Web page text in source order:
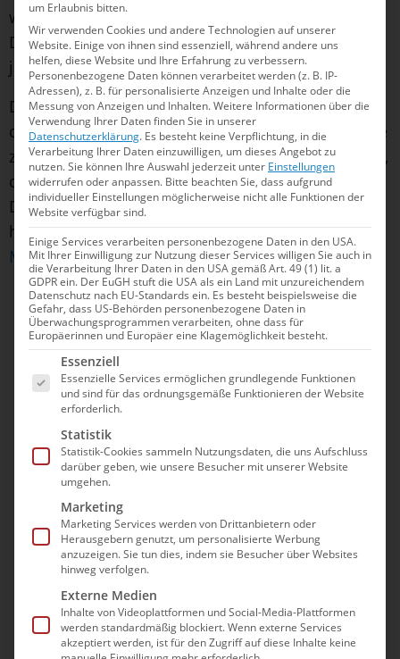
wie alle Schüler*innen, ist es noch schwieriger.“
Die anstehenden Trainingslager werden da auf
jeden Fall eine willkommene Abwechslung sein
DSV-SportvorstandChristian Hansmannbetont
dennoch: „Die Probleme in der Elbeschwimmhalle
zeigen deutlich auf, wie dringend notwendig es ist,
den Bau des nationalen Schwimmzentrums für
Deutschland voranzubringen.“ Erst im November
hatte derBund seine Förderzusage für das 50-
Millionen-Projekt in Magdeburggegeben.
Sie sehen gerade einen Platzhalterinhalt
vonYouTube. Um auf den eigentlichen
Inhalt zuzugreifen, klicken Sie auf die
Schaltfläche unten. Bitte beachten Sie, dass
dabei Daten an Drittanbieter weitergegeben
Mehr Informationen
Erforderlichen Service akzeptieren
und Inhalte entsperren
um Erlaubnis bitten.
Wir verwenden Cookies und andere Technologien auf unserer
Website. Einige von ihnen sind essenziell, während andere uns
helfen, diese Website und Ihre Erfahrung zu verbessern.
Personenbezogene Daten können verarbeitet werden (z. B. IP-
Adressen), z. B. für personalisierte Anzeigen und Inhalte oder die
Messung von Anzeigen und Inhalten.Weitere Informationen über die
Verwendung Ihrer Daten finden Sie in unserer
Datenschutzerklärung. Es besteht keine Verpflichtung, in die
Verarbeitung Ihrer Daten einzuwilligen, um dieses Angebot zu
nutzen.Sie können Ihre Auswahl jederzeit unter Einstellungen
widerrufen oder anpassen. Bitte beachten Sie, dass aufgrund
individueller Einstellungen möglicherweise nicht alle Funktionen der
Website verfügbar sind.
Einige Services verarbeiten personenbezogene Daten in den USA.
Mit Ihrer Einwilligung zur Nutzung dieser Services willigen Sie auch in
die Verarbeitung Ihrer Daten in den USA gemäß Art. 49 (1) lit. a
GDPR ein. Der EuGH stuft die USA als ein Land mit unzureichendem
Datenschutz nach EU-Standards ein. Es besteht beispielsweise die
Gefahr, dass US-Behörden personenbezogene Daten in
Überwachungsprogrammen verarbeiten, ohne dass für
Europäerinnen und Europäer eine Klagemöglichkeit besteht.
Es folgt eine Liste der Service-Gruppen, für die
Essenziell
Essenzielle Services ermöglichen grundlegende Funktionen
und sind für das ordnungsgemäße Funktionieren der Website
erforderlich.
Statistik
Statistik-Cookies sammeln Nutzungsdaten, die uns Aufschluss
darüber geben, wie unsere Besucher mit unserer Website
umgehen.
Marketing
Marketing Services werden von Drittanbietern oder
Herausgebern genutzt, um personalisierte Werbung
anzuzeigen. Sie tun dies, indem sie Besucher über Websites
hinweg verfolgen.
Externe Medien
Inhalte von Videoplattformen und Social-Media-Plattformen
werden standardmäßig blockiert. Wenn externe Services
akzeptiert werden, ist für den Zugriff auf diese Inhalte keine